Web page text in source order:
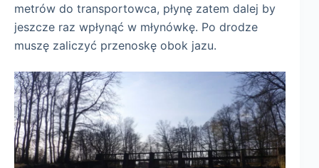
metrów do transportowca, płynę zatem dalej by
jeszcze raz wpłynąć w młynówkę. Po drodze
muszę zaliczyć przenoskę obok jazu.